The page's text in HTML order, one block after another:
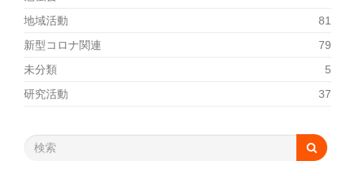
地域活動
81
新型コロナ関連
79
未分類
5
研究活動
37